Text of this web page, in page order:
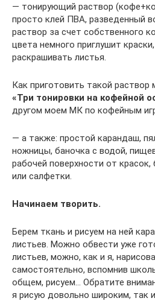
— тонирующий раствор
просто клей ПВА, разведенный
раствор за счет собственного
цвета немного приглушит
раскрашивать листья.
Как приготовить такой
«Три тонировки на кофейной
другом моем МК по кофейным
— а также: простой карандаш,
ножницы, баночка с водой,
рабочей поверхности от
или салфетки.
Начинаем творить.
Берем ткань и рисуем на ней
листьев. Можно обвести уже
листьев, можно, как и я,
самостоятельно, вспомнив
общем, рисуем… Обратите
я рисую довольно широким, так